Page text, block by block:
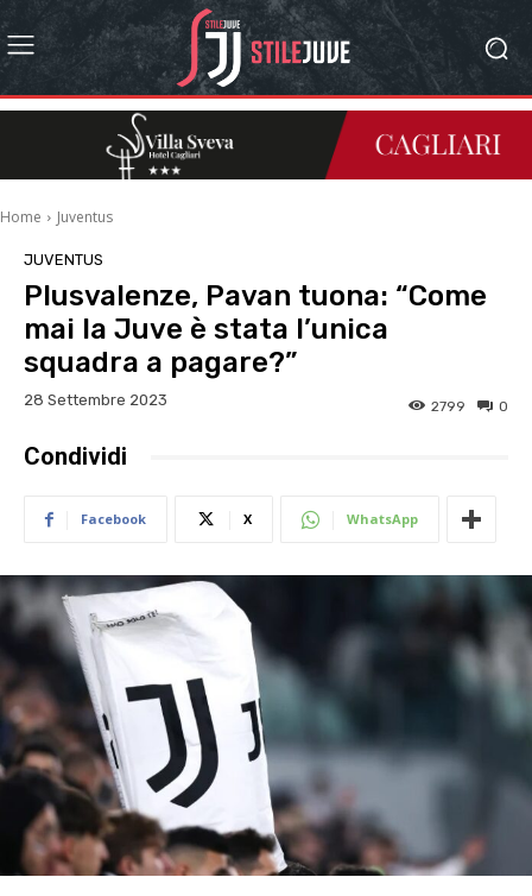
Home Juventus
JUVENTUS
Plusvalenze, Pavan tuona: “Come
mai la Juve è stata l’unica
squadra a pagare?”
28 Settembre 2023 0
2799
Condividi
Facebook X WhatsApp